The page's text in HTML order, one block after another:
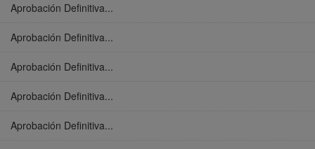
Aprobación Definitiva...
Aprobación Definitiva...
Aprobación Definitiva...
Aprobación Definitiva...
Aprobación Definitiva...